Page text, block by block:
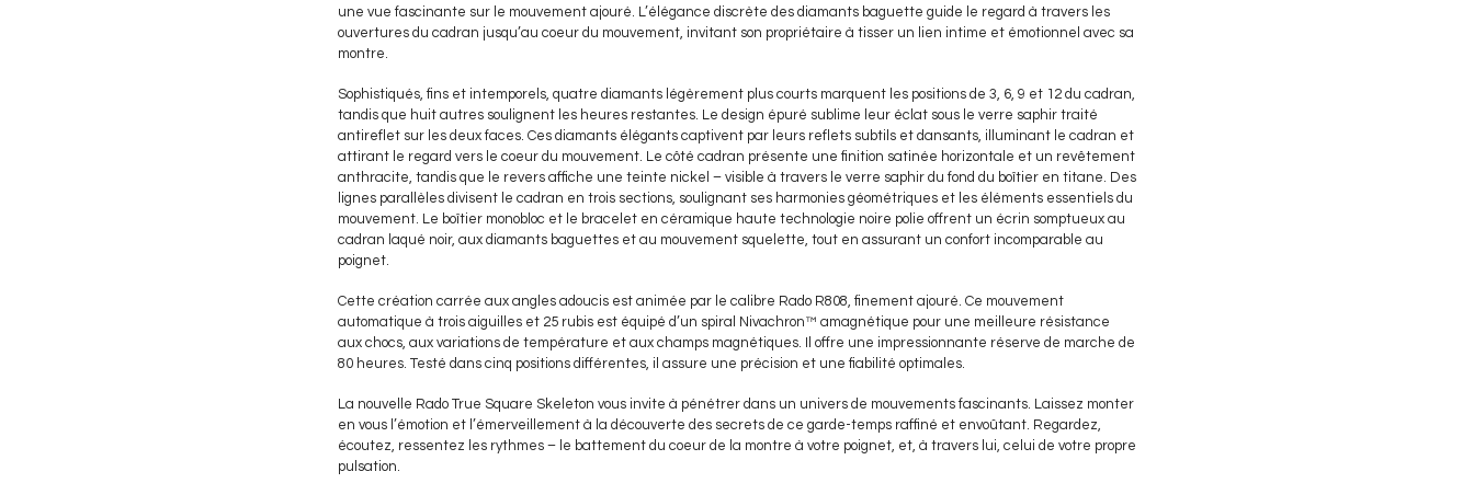
une vue fascinante sur le mouvement ajouré. L’élégance discrète des diamants baguette guide le regard à travers les
ouvertures du cadran jusqu’au coeur du mouvement, invitant son propriétaire à tisser un lien intime et émotionnel avec sa
montre.
Sophistiqués, fins et intemporels, quatre diamants légèrement plus courts marquent les positions de 3, 6, 9 et 12 du cadran,
tandis que huit autres soulignent les heures restantes. Le design épuré sublime leur éclat sous le verre saphir traité
antireflet sur les deux faces. Ces diamants élégants captivent par leurs reflets subtils et dansants, illuminant le cadran et
attirant le regard vers le coeur du mouvement. Le côté cadran présente une finition satinée horizontale et un revêtement
anthracite, tandis que le revers affiche une teinte nickel – visible à travers le verre saphir du fond du boîtier en titane. Des
lignes parallèles divisent le cadran en trois sections, soulignant ses harmonies géométriques et les éléments essentiels du
mouvement. Le boîtier monobloc et le bracelet en céramique haute technologie noire polie offrent un écrin somptueux au
cadran laqué noir, aux diamants baguettes et au mouvement squelette, tout en assurant un confort incomparable au
poignet.
Cette création carrée aux angles adoucis est animée par le calibre Rado R808, finement ajouré. Ce mouvement
automatique à trois aiguilles et 25 rubis est équipé d’un spiral Nivachron™ amagnétique pour une meilleure résistance
aux chocs, aux variations de température et aux champs magnétiques. Il offre une impressionnante réserve de marche de
80 heures. Testé dans cinq positions différentes, il assure une précision et une fiabilité optimales.
La nouvelle Rado True Square Skeleton vous invite à pénétrer dans un univers de mouvements fascinants. Laissez monter
en vous l’émotion et l’émerveillement à la découverte des secrets de ce garde-temps raffiné et envoûtant. Regardez,
écoutez, ressentez les rythmes – le battement du coeur de la montre à votre poignet, et, à travers lui, celui de votre propre
pulsation.